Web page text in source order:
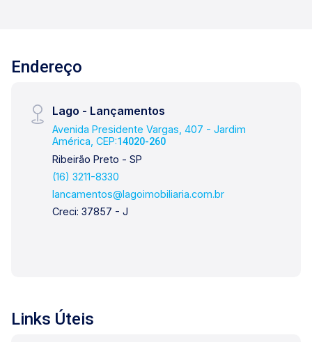
Endereço
Lago - Lançamentos
Avenida Presidente Vargas, 407 - Jardim
América, CEP:14020-260
Ribeirão Preto - SP
(16) 3211-8330
lancamentos@lagoimobiliaria.com.br
Creci: 37857 - J
Links Úteis